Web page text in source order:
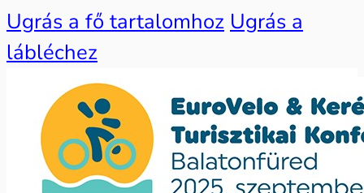
Ugrás a fő tartalomhoz Ugrás a
lábléchez